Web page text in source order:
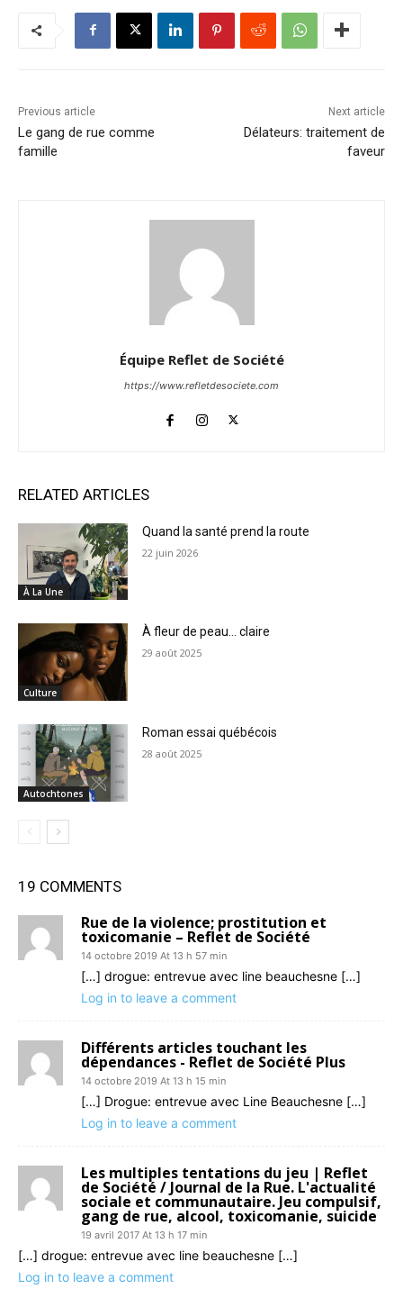
Previous article
Le gang de rue comme
famille
Next article
Délateurs: traitement de
faveur
Équipe Reflet de Société
https://www.refletdesociete.com
RELATED ARTICLES
À La Une
Quand la santé prend la route
22 juin 2026
Culture
À fleur de peau… claire
29 août 2025
Autochtones
Roman essai québécois
28 août 2025
19 COMMENTS
Rue de la violence; prostitution et
toxicomanie – Reflet de Société
14 octobre 2019 At 13 h 57 min
[…] drogue: entrevue avec line beauchesne […]
Log in to leave a comment
Différents articles touchant les
dépendances - Reflet de Société Plus
14 octobre 2019 At 13 h 15 min
[…] Drogue: entrevue avec Line Beauchesne […]
Log in to leave a comment
Les multiples tentations du jeu | Reflet
de Société / Journal de la Rue. L'actualité
sociale et communautaire. Jeu compulsif,
gang de rue, alcool, toxicomanie, suicide
19 avril 2017 At 13 h 17 min
[…] drogue: entrevue avec line beauchesne […]
Log in to leave a comment